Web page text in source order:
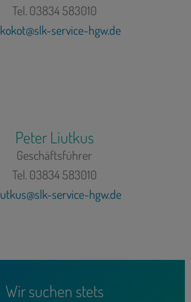
Tel. 03834 583010
service-hgw.de
Peter Liutkus
Geschäftsführer
Tel. 03834 583010
service-hgw.de
Wir suchen stets